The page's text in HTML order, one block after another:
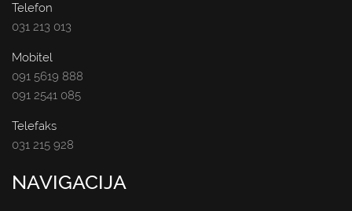
Telefon
031 213 013
Mobitel
091 5619 888
091 2541 085
Telefaks
031 215 928
NAVIGACIJA